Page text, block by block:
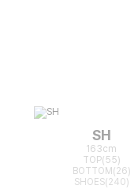
SH
163cm
TOP(55)
BOTTOM(26)
SHOES(240)